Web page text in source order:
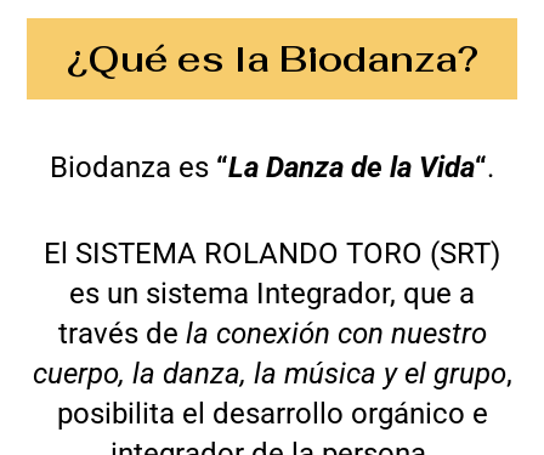
¿Qué es la Biodanza?
Biodanza es “La Danza de la Vida“.
El SISTEMA ROLANDO TORO (SRT)
es un sistema Integrador, que a
través de la conexión con nuestro
cuerpo, la danza, la música y el grupo,
posibilita el desarrollo orgánico e